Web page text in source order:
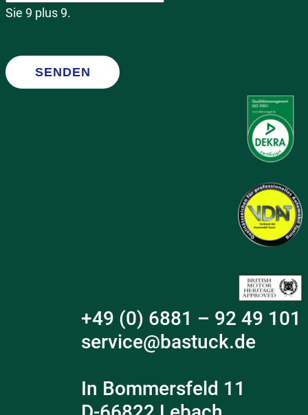
Sie 9 plus 9.
SENDEN
+49 (0) 6881 – 92 49 101
service@bastuck.de
In Bommersfeld 11